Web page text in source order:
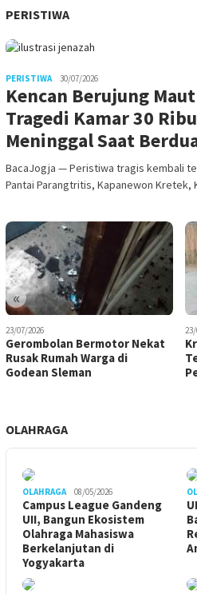
PERISTIWA
PERISTIWA 30/07/2026
Kencan Berujung
Tragedi Kamar 30
Meninggal Saat
BacaJogja — Peristiwa tragis kembali
Pantai Parangtritis, Kapanewon
«
23/07/2026
Gerombolan Bermotor Nekat
Rusak Rumah Warga di
Godean Sleman
OLAHRAGA
OLAHRAGA 08/05/2026
Campus League Gandeng
UII, Bangun Ekosistem
Olahraga Mahasiswa
Berkelanjutan di
Yogyakarta